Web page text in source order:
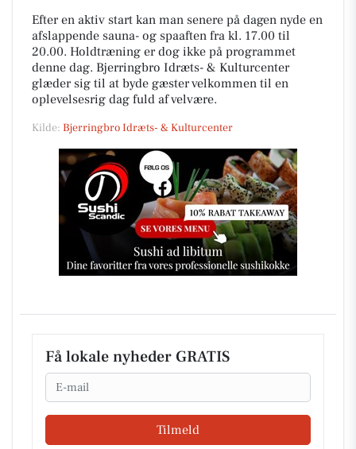
Efter en aktiv start kan man senere på dagen nyde en
afslappende sauna- og spaaften fra kl. 17.00 til
20.00. Holdtræning er dog ikke på programmet
denne dag. Bjerringbro Idræts- & Kulturcenter
glæder sig til at byde gæster velkommen til en
oplevelsesrig dag fuld af velvære.
Kilde: Bjerringbro Idræts- & Kulturcenter
Få lokale nyheder GRATIS
Email
Tilmeld